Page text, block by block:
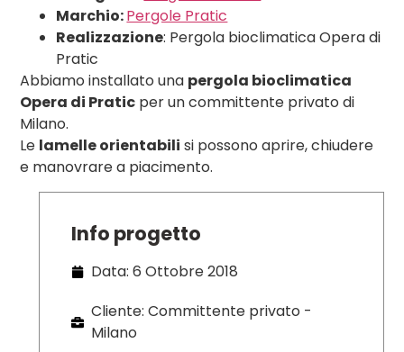
Marchio:Pergole Pratic
Realizzazione: Pergola bioclimatica Opera di
Pratic
Abbiamo installato una pergola bioclimatica
Opera di Pratic per un committente privato di
Milano.
Le lamelle orientabili si possono aprire, chiudere
e manovrare a piacimento.
Info progetto
Data: 6 Ottobre 2018
Cliente: Committente privato -
Milano